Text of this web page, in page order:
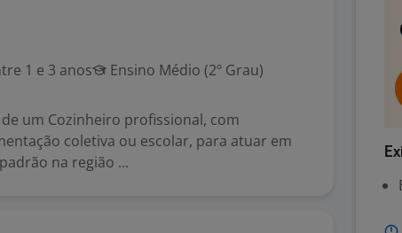
1 e 3 anos
Ensino Médio (2º Grau)
um Cozinheiro profissional, com
coletiva ou escolar, para atuar em
na região ...